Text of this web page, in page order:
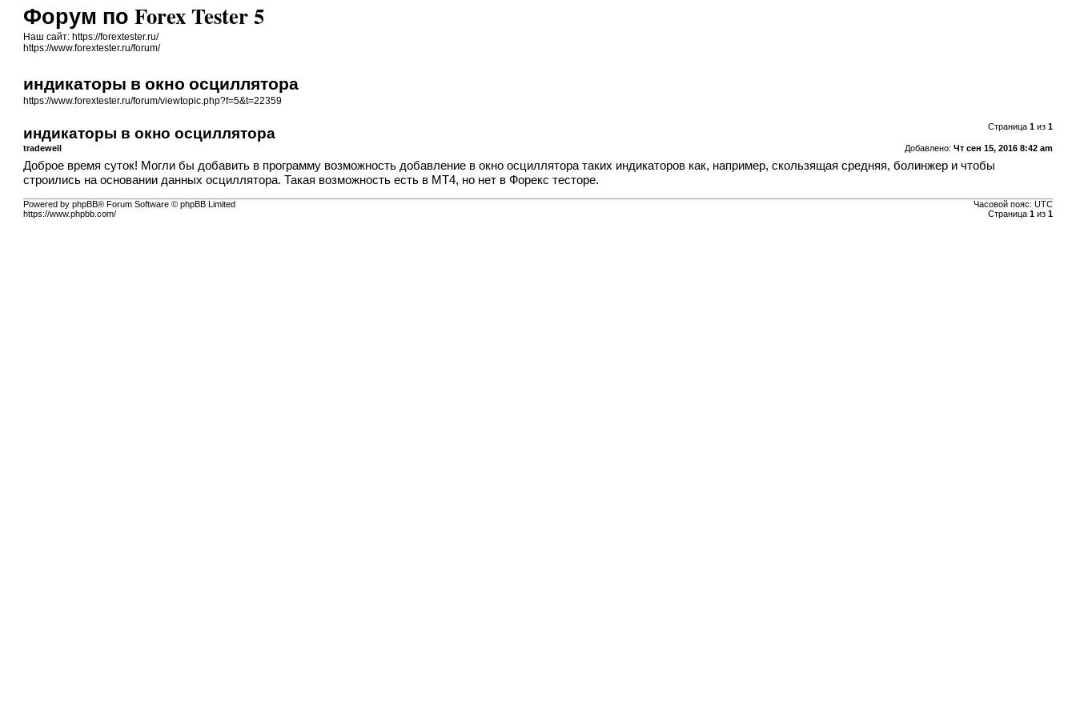
Форум по Forex Tester 5
Наш сайт: https://forextester.ru/
https://www.forextester.ru/forum/
индикаторы в окно осциллятора
https://www.forextester.ru/forum/viewtopic.php?f=5&t=22359
Страница 1из 1
индикаторы в окно осциллятора
Добавлено: Чт сен 15, 2016 8:42 am
tradewell
Доброе время суток! Могли бы добавить в программу возможность добавление в окно осциллятора таких индикаторов как, например, скользящая средняя, болинжер и чтобы
строились на основании данных осциллятора. Такая возможность есть в МТ4, но нет в Форекс тесторе.
Часовой пояс: UTC
Страница 1из 1
Powered by phpBB® Forum Software © phpBB Limited
https://www.phpbb.com/